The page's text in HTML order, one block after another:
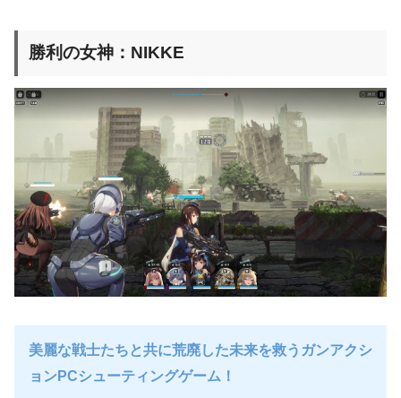
勝利の女神：NIKKE
美麗な戦士たちと共に荒廃した未来を救うガンアクシ
ョンPCシューティングゲーム！